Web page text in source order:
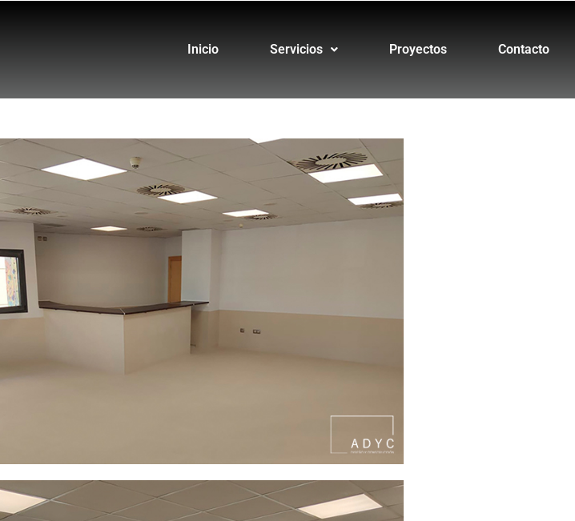
Inicio Servicios Proyectos Contacto